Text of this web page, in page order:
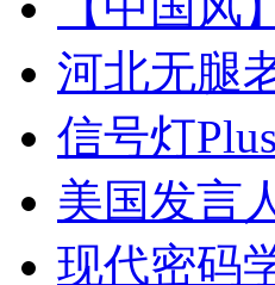
河北无腿
信号灯
美国发言
现代密码